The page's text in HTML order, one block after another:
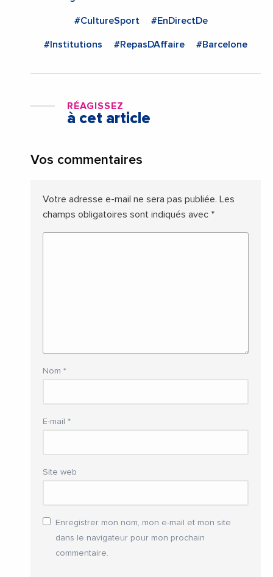
#CultureSport #EnDirectDe
#Institutions #RepasDAffaire #Barcelone
RÉAGISSEZ
à cet article
Vos commentaires
Votre adresse e-mail ne sera pas publiée. Les
champs obligatoires sont indiqués avec *
Nom *
E-mail *
Site web
Enregistrer mon nom, mon e-mail et mon site
dans le navigateur pour mon prochain
commentaire.